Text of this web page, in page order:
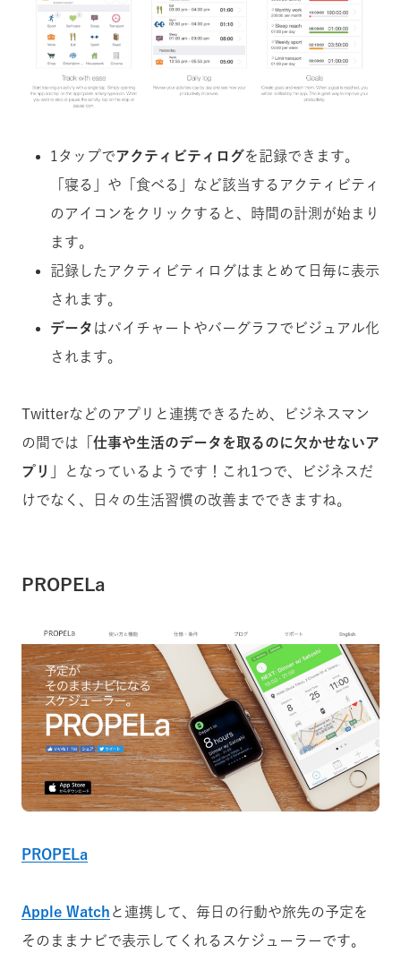
1タップでアクティビティログを記録できます。
「寝る」や「食べる」など該当するアクティビティ
のアイコンをクリックすると、時間の計測が始まり
ます。
記録したアクティビティログはまとめて日毎に表示
されます。
データ はパイチャートやバーグラフでビジュアル化
されます。
Twitterなどのアプリと連携できるため、ビジネスマン
の間では「 仕事や生活のデータを取るのに欠かせないア
プリ
」となっているようです！これ1つで、ビジネスだ
けでなく、日々の生活習慣の改善までできますね。
PROPELa
PROPELa
Apple Watch と連携して、毎日の行動や旅先の予定を
そのままナビで表示してくれるスケジューラーです。